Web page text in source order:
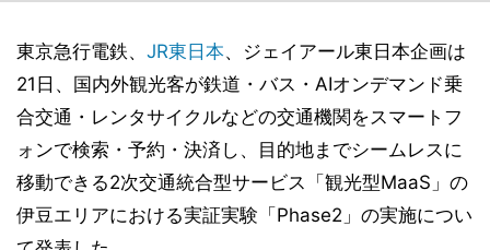
東京急行電鉄、 JR東日本、ジェイアール東日本企画は
21日、国内外観光客が鉄道・バス・AIオンデマンド乗
合交通・レンタサイクルなどの交通機関をスマートフ
ォンで検索・予約・決済し、目的地までシームレスに
移動できる2次交通統合型サービス「観光型MaaS」の
伊豆エリアにおける実証実験「Phase2」の実施につい